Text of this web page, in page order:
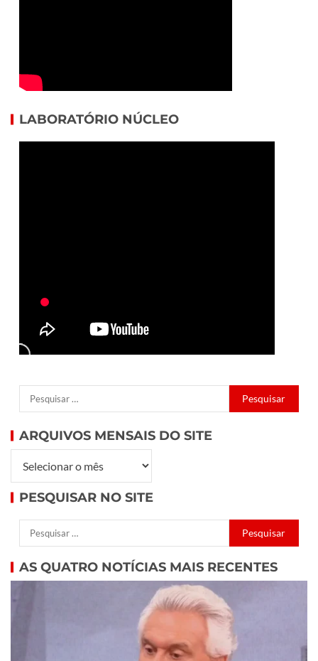
LABORATÓRIO NÚCLEO
ARQUIVOS MENSAIS DO SITE
PESQUISAR NO SITE
AS QUATRO NOTÍCIAS MAIS RECENTES